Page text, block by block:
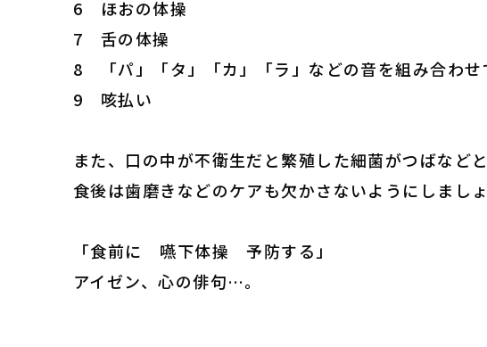
6 ほおの体操
7 舌の体操
8 「パ」「タ」「カ」「ラ」などの音を組み合わせ
9 咳払い
また、口の中が不衛生だと繁殖した細菌がつばなど
食後は歯磨きなどのケアも欠かさないようにしましょ
「食前に 嚥下体操 予防する」
アイゼン、心の俳句…。